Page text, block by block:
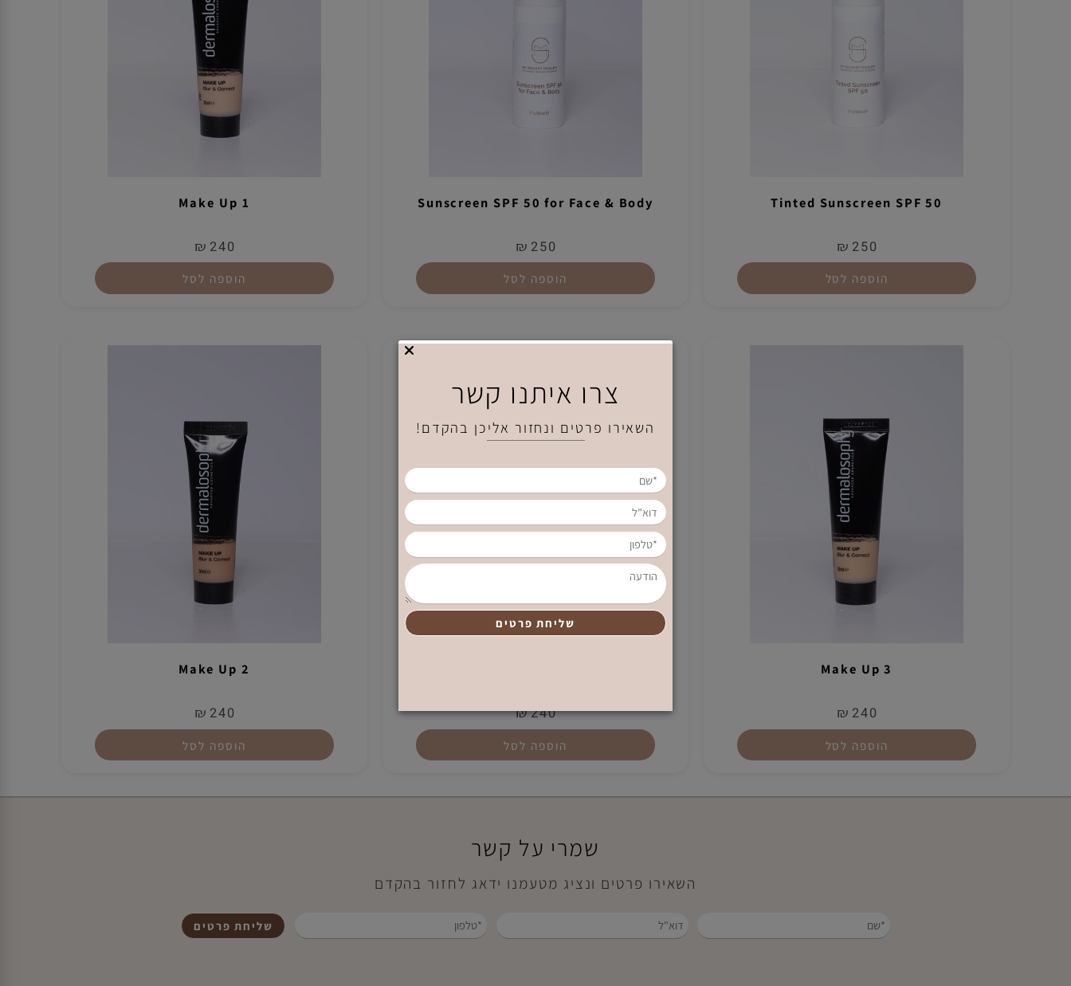
₪
₪250
₪240
Make Up 3
₪240
הוספה לסל
Make Up 4
₪240
הוספה לסל
Make Up 2
₪240
הוספה לסל
השאירו פרטים ונציג מטעמנו ידאג לחזור בהקדם
צרו איתנו קשר
השאירו פרטים ונחזור אליכן בהקדם!